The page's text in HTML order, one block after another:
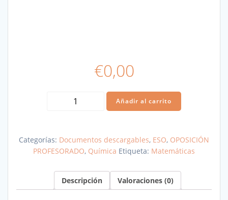
€0,00
Formulario
Física
cantidad
Añadir al carrito
Categorías: Documentos descargables, ESO, OPOSICIÓN
PROFESORADO, Química Etiqueta: Matemáticas
Descripción Valoraciones (0)